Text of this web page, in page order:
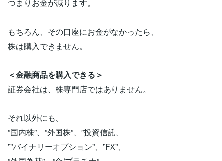
つまりお金が減ります。
もちろん、その口座にお金がなかったら、
株は購入できません。
＜金融商品を購入できる＞
証券会社は、株専門店ではありません。
それ以外にも、
”国内株”、”外国株”、”投資信託、
””バイナリーオプション”、”FX”、